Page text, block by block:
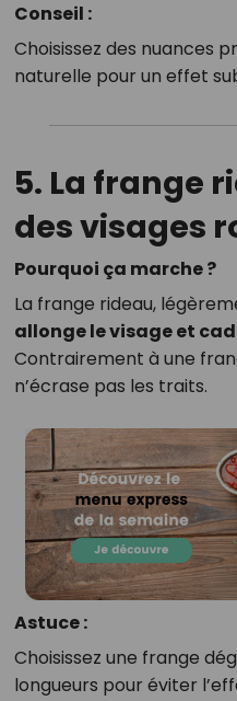
Conseil :
Choisissez des nuances
naturelle pour un effet
5. La frange
des visages
Pourquoi ça marche ?
La frange rideau,
allonge le visage et
Contrairement à une
n’écrase pas les traits.
Astuce :
Choisissez une frange
longueurs pour éviter